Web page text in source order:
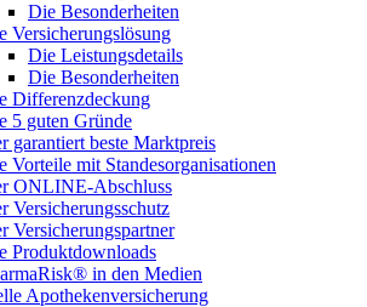
Die Besonderheiten
Versicherungslösung
Die Leistungsdetails
Die Besonderheiten
Differenzdeckung
5 guten Gründe
garantiert beste Marktpreis
Vorteile mit Standesorganisationen
ONLINE-Abschluss
Versicherungsschutz
Versicherungspartner
Produktdownloads
in den Medien
Apothekenversicherung